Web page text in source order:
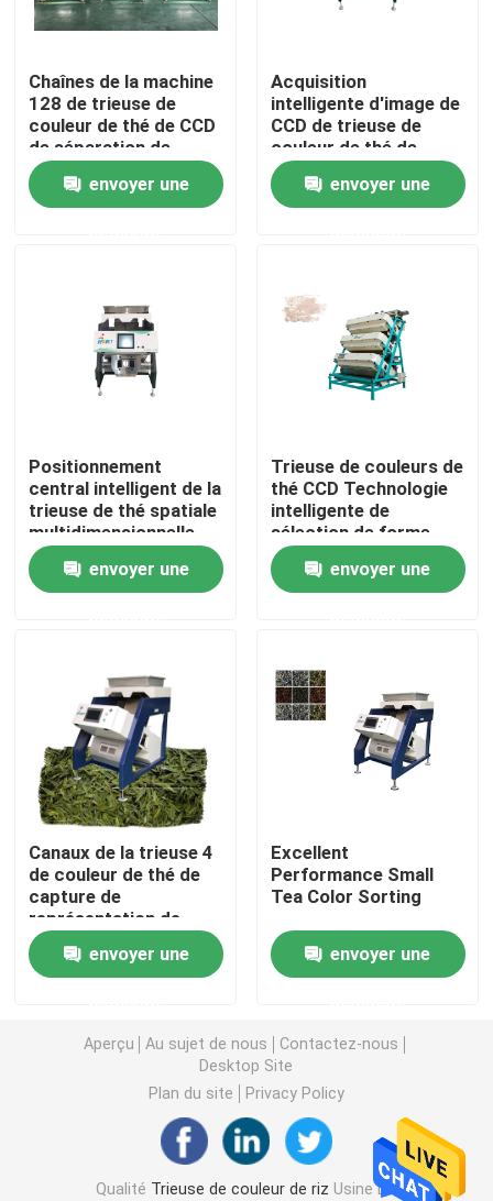
Maison
Produits
Au sujet de nous
Contrôle de qualité
Nouvelles
Demandez une citation
trieuse de couleur de grain
Trieuse de couleur de blé
trieuse de couleur d'anarcadier
trieuse de couleur d'arachide
Les grains de café colorent la trieuse
Trieuse de couleur d'épice
trieuse de couleur de sésame
Trieuse Nuts de couleur
Chaînes de la machine
128 de trieuse de
couleur de thé de CCD
de séparation de
rendement élevé
envoyer une
Acquisition
intelligente d'image de
CCD de trieuse de
couleur de thé de
système de nettoyage
de la poussière
envoyer une
Positionnement
central intelligent de la
trieuse de thé spatiale
multidimensionnelle
envoyer une
Trieuse de couleurs de
thé CCD Technologie
intelligente de
sélection de forme
envoyer une
Canaux de la trieuse 4
de couleur de thé de
capture de
représentation de
Toshiba HD
envoyer une
Excellent
Performance Small
Tea Color Sorting
envoyer une
Aperçu Au sujet de nous
Contactez-nous
Desktop Site
Plan du site
Privacy Policy
Qualité Trieuse de couleur de riz Usine De